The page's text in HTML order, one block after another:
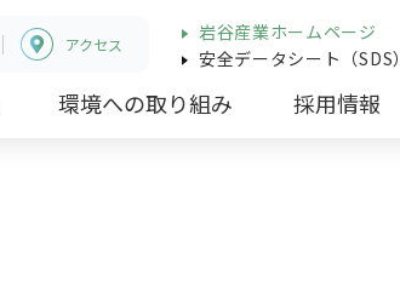
アクセス
岩谷産業ホームページ
安全データシート（SDS）
環境への取り組み 採用情報